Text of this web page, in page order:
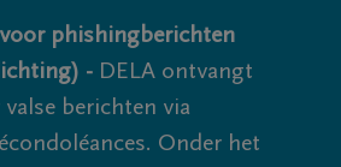
phishingberichten
- DELA ontvangt
berichten via
Onder het